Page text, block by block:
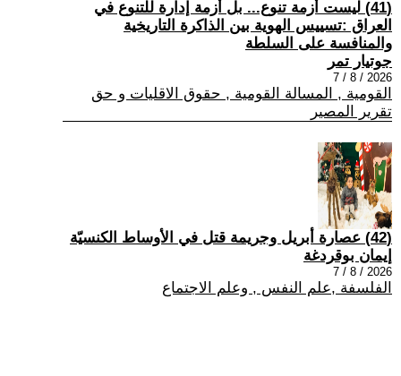
(41) ليست أزمة تنوع... بل أزمة إدارة للتنوع في
العراق :تسييس الهوية بين الذاكرة التاريخية
والمنافسة على السلطة
جوتيار تمر
2026 / 8 / 7
القومية , المسالة القومية , حقوق الاقليات و حق
تقرير المصير
(42) عصارة أبريل وجريمة قتل في الأوساط الكنسيّة
إيمان بوقردغة
2026 / 8 / 7
الفلسفة ,علم النفس , وعلم الاجتماع